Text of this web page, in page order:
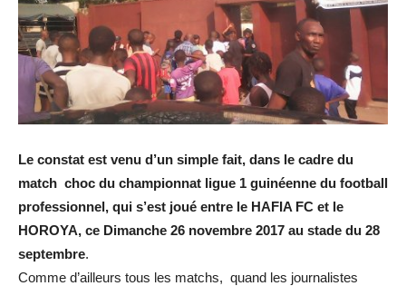
Le constat est venu d’un simple fait, dans le cadre du
match choc du championnat ligue 1 guinéenne du football
professionnel, qui s’est joué entre le HAFIA FC et le
HOROYA, ce Dimanche 26 novembre 2017 au stade du 28
septembre.
Comme d’ailleurs tous les matchs, quand les journalistes